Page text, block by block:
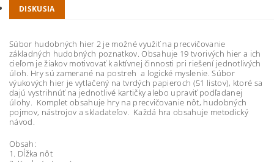
DISKUSIA
Súbor hudobných hier 2 je možné využiť na precvičovanie
základných hudobných poznatkov. Obsahuje 19 tvorivých hier a ich
cieľom je žiakov motivovať k aktívnej činnosti pri riešení jednotlivých
úloh. Hry sú zamerané na postreh a logické myslenie. Súbor
výukových hier je vytlačený na tvrdých papieroch (51 listov), ​​ktoré sa
dajú vystrihnúť na jednotlivé kartičky alebo upraviť podľadanej
úlohy. Komplet obsahuje hry na precvičovanie nôt, hudobných
pojmov, nástrojov a skladateľov. Každá hra obsahuje metodický
návod.
Obsah:
1. Dĺžka nôt